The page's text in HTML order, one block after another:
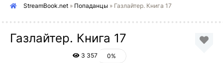
StreamBook.net » Попаданцы » Газлайтер. Книга 17
Газлайтер. Книга 17
3 357 0%